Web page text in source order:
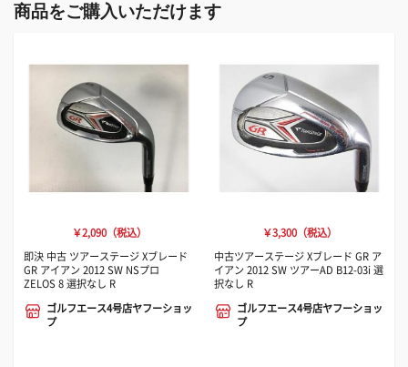
商品をご購入いただけます
￥2,090（税込）
即決 中古 ツアーステージ Xブレード
GR アイアン 2012 SW NSプロ
ZELOS 8 選択なし R
ゴルフエース4号店ヤフーショッ
プ
￥3,300（税込）
中古ツアーステージ Xブレード GR ア
イアン 2012 SW ツアーAD B12-03i 選
択なし R
ゴルフエース4号店ヤフーショッ
プ